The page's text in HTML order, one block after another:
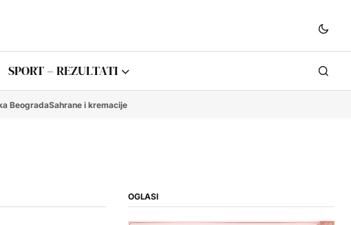
SPORT – REZULTATI
BeogradaSahrane i kremacije
OGLASI